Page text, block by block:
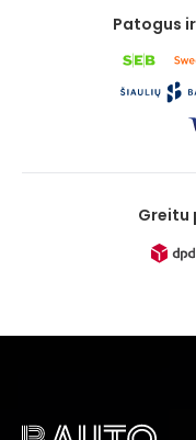
Patogus
Greitu